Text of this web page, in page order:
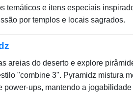
temáticos e itens especiais
por templos e locais sagrados.
areias do deserto e explore
"combine 3". Pyramidz mistura
power-ups, mantendo a